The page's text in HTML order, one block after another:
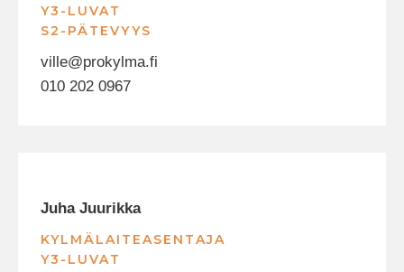
Y3-LUVAT
S2-PÄTEVYYS
ville@prokylma.fi
010 202 0967
Juha Juurikka
KYLMÄLAITEASENTAJA
Y3-LUVAT